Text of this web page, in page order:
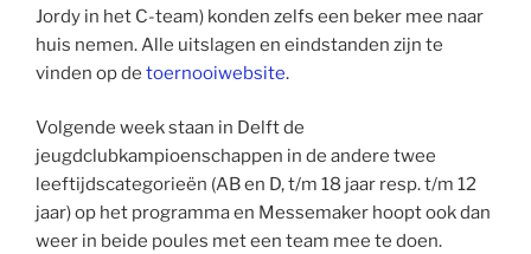
Jordy in het C-team) konden zelfs een beker mee naar
huis nemen. Alle uitslagen en eindstanden zijn te
vinden op de toernooiwebsite.
Volgende week staan in Delft de
jeugdclubkampioenschappen in de andere twee
leeftijdscategorieën (AB en D, t/m 18 jaar resp. t/m 12
jaar) op het programma en Messemaker hoopt ook dan
weer in beide poules met een team mee te doen.